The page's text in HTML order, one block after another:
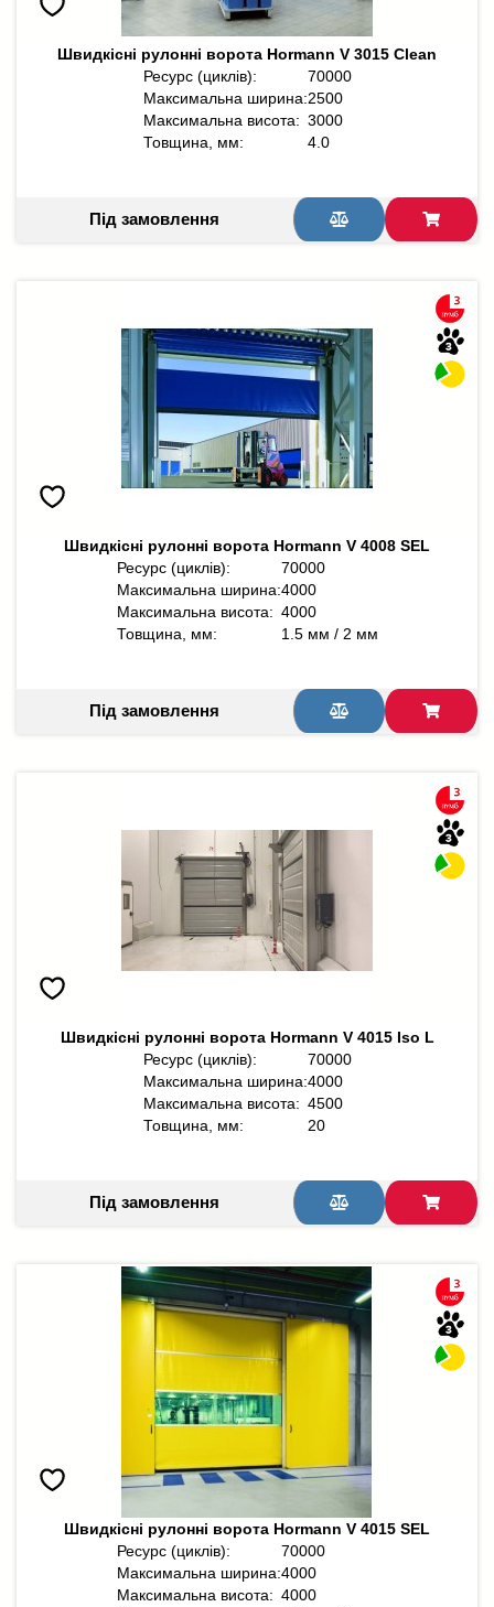
Швидкісні рулонні ворота Hormann V 3015 Clean
Ресурс (циклів):
70000
Максимальна ширина:2500
Максимальна висота: 3000
Товщина, мм:
4.0
Під замовлення
Швидкісні рулонні ворота Hormann V 4008 SEL
Ресурс (циклів):
70000
Максимальна ширина:4000
Максимальна висота: 4000
Товщина, мм:
1.5 мм / 2 мм
Під замовлення
Швидкісні рулонні ворота Hormann V 4015 Iso L
Ресурс (циклів):
70000
Максимальна ширина:4000
Максимальна висота: 4500
Товщина, мм:
20
Під замовлення
Швидкісні рулонні ворота Hormann V 4015 SEL
Ресурс (циклів):
70000
Максимальна ширина:4000
Максимальна висота: 4000